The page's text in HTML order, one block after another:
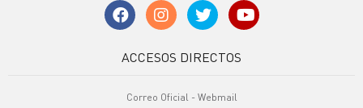
ACCESOS DIRECTOS
Correo Oficial - Webmail